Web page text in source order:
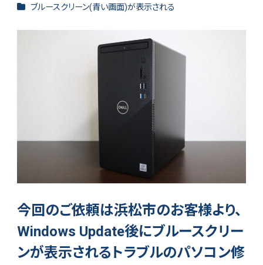
カテゴリー
ブルースクリーン(青い画面)が表示される
今回のご依頼は浜松市のお客様より、
Windows Update後にブルースクリー
ンが表示されるトラブルのパソコン修